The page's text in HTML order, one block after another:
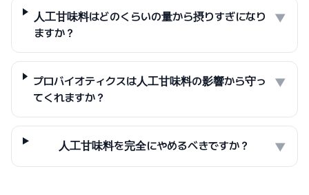
人工甘味料はどのくらいの量から摂りすぎになり
ますか？
▼
プロバイオティクスは人工甘味料の影響から守っ
てくれますか？
▼
人工甘味料を完全にやめるべきですか？ ▼